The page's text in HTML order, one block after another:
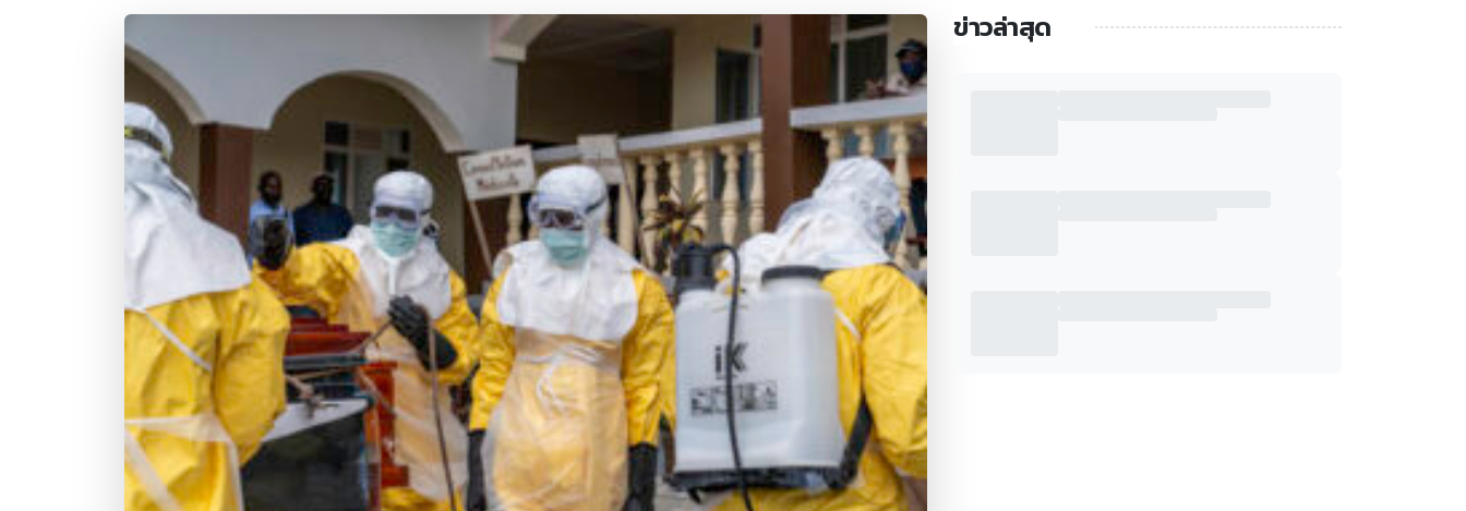
ข่าวล่าสุด